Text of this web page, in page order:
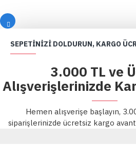
SEPETINIZI DOLDURUN, KARGO
3.000 TL ve
Alışverişlerinizde
Hemen alışverişe başlayın,
siparişlerinizde ücretsiz kargo